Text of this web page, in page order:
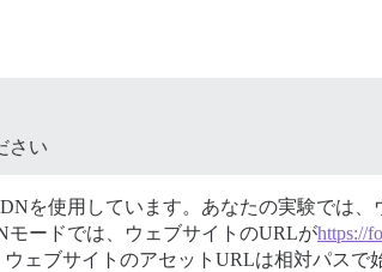
さい
を使用しています。あなたの実験では
ードでは、ウェブサイトのURLがhttps://
ェブサイトのアセットURLは相対パスで